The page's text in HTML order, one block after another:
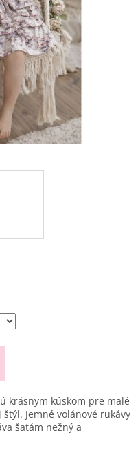
krásnym kúskom pre malé
Jemné volánové rukávy
šatám nežný a